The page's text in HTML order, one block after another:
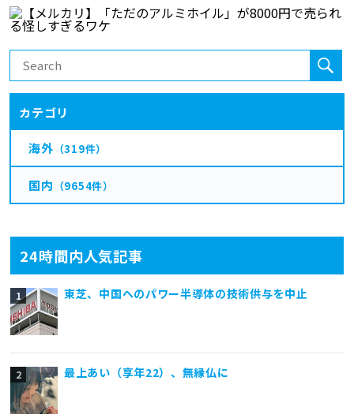
24時間内人気記事
東芝、中国へのパワー半導体の技術供与を中止
最上あい（享年22）、無縁仏に
カテゴリ
海外 （319件）
国内 （9654件）